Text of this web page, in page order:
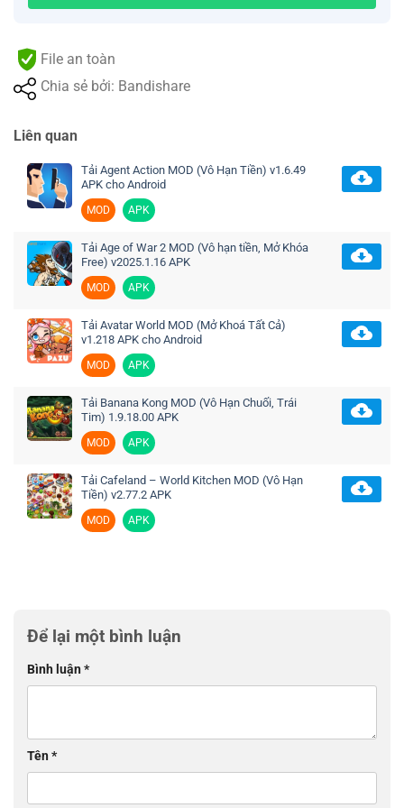
File an toàn
Chia sẻ bởi: Bandishare
Liên quan
Tải Agent Action MOD (Vô Hạn Tiền) v1.6.49
APK cho Android
MOD APK
Tải Age of War 2 MOD (Vô hạn tiền, Mở Khóa
Free) v2025.1.16 APK
MOD APK
Tải Avatar World MOD (Mở Khoá Tất Cả)
v1.218 APK cho Android
MOD APK
Tải Banana Kong MOD (Vô Hạn Chuối, Trái
Tim) 1.9.18.00 APK
MOD APK
Tải Cafeland – World Kitchen MOD (Vô Hạn
Tiền) v2.77.2 APK
MOD APK
Để lại một bình luận
Bình luận*
Tên*